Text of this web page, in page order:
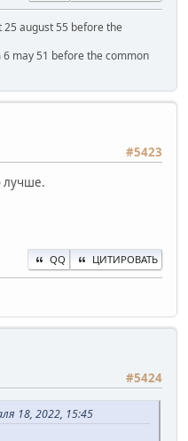
august 55 before the
may 51 before the common
#5423
лучше.
QQ ЦИТИРОВАТЬ
#5424
18, 2022, 15:45